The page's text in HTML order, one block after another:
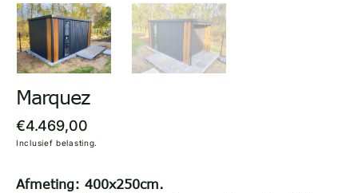
Marquez
Regular
price
€4.469,00
Inclusief belasting.
Afmeting: 400x250cm.